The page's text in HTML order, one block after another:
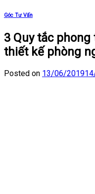
Góc Tư Vấn
3 Quy tắc
thiết kế phòng
Posted on 13/06/2019